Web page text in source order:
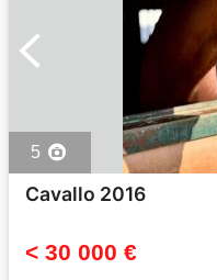
5
Cavallo 2016
< 30 000 €